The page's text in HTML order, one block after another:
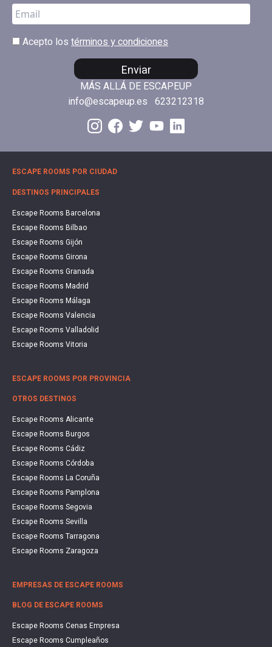
Acepto los términos y condiciones
Enviar
MÁS ALLÁ DE ESCAPEUP
info@escapeup.es 623212318
ESCAPE ROOMS POR CIUDAD
DESTINOS PRINCIPALES
Escape Rooms Barcelona
Escape Rooms Bilbao
Escape Rooms Gijón
Escape Rooms Girona
Escape Rooms Granada
Escape Rooms Madrid
Escape Rooms Málaga
Escape Rooms Valencia
Escape Rooms Valladolid
Escape Rooms Vitoria
ESCAPE ROOMS POR PROVINCIA
OTROS DESTINOS
Escape Rooms Alicante
Escape Rooms Burgos
Escape Rooms Cádiz
Escape Rooms Córdoba
Escape Rooms La Coruña
Escape Rooms Pamplona
Escape Rooms Segovia
Escape Rooms Sevilla
Escape Rooms Tarragona
Escape Rooms Zaragoza
EMPRESAS DE ESCAPE ROOMS
BLOG DE ESCAPE ROOMS
Escape Rooms Cenas Empresa
Escape Rooms Cumpleaños